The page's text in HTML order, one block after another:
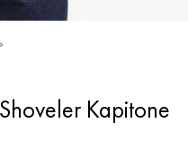
Kapitone